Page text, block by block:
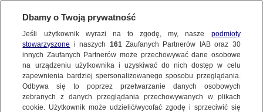
KONTAKT24
Wyślij Materiał
WYŚLIJ MATERIAŁDzień dobry!
Jedno konto do wszystkich usług
Dbamy o Twoją prywatność
Jeśli użytkownik wyrazi na to zgodę, my, nasze podmioty
stowarzyszone i naszych 161Zaufanych Partnerów IAB oraz 30
innych Zaufanych Partnerów może przechowywać dane osobowe
na urządzeniu użytkownika i uzyskiwać do nich dostęp w celu
zapewnienia bardziej spersonalizowanego sposobu przeglądania.
Odbywa się to poprzez przetwarzanie danych osobowych
zebranych z danych przeglądania przechowywanych w plikach
cookie. Użytkownik może udzielić/wycofać zgodę i sprzeciwić się